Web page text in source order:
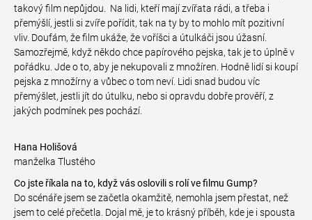
takový film nepůjdou. Na lidi, kteří mají zvířata rádi, a třeba i
přemýšlí, jestli si zvíře pořídit, tak na ty by to mohlo mít pozitivní
vliv. Doufám, že film ukáže, že voříšci a útulkáči jsou úžasní.
Samozřejmě, když někdo chce papírového pejska, tak je to úplně v
pořádku. Jde o to, aby je nekupovali z množíren. Hodně lidí si koupí
pejska z množírny a vůbec o tom neví. Lidi snad budou víc
přemýšlet, jestli jít do útulku, nebo si opravdu dobře prověří, z
jakých podmínek pes pochází.
Hana Holišová
manželka Tlustého
Co jste říkala na to, když vás oslovili s rolí ve filmu Gump?
Do scénáře jsem se začetla okamžitě, nemohla jsem přestat, než
jsem to celé přečetla. Dojal mě, je to krásný příběh, kde je i spousta